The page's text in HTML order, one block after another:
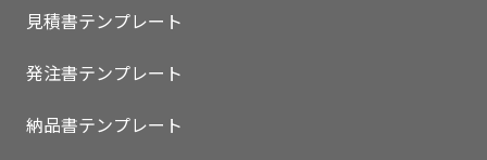
見積書テンプレート
発注書テンプレート
納品書テンプレート